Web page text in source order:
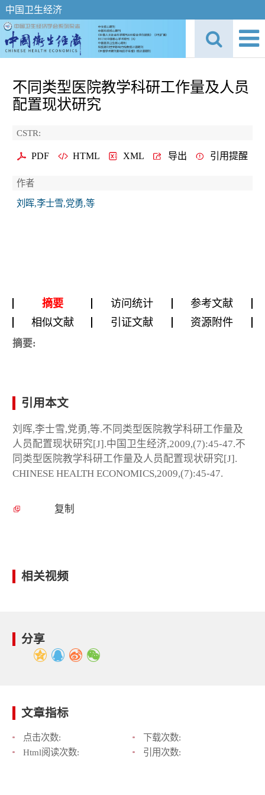
中国卫生经济
不同类型医院教学科研工作量及人员
配置现状研究
CSTR:
PDF HTML XML 导出 引用提醒
作者
刘晖,李士雪,党勇,等
摘要 访问统计
参考文献
相似文献
引证文献 资源附件
摘要:
引用本文
刘晖,李士雪,党勇,等.不同类型医院教学科研工作量及
人员配置现状研究[J].中国卫生经济,2009,(7):45-47.不
同类型医院教学科研工作量及人员配置现状研究[J].
CHINESE HEALTH ECONOMICS,2009,(7):45-47.
复制
相关视频
分享
文章指标
点击次数:
下载次数:
Html阅读次数:
引用次数: